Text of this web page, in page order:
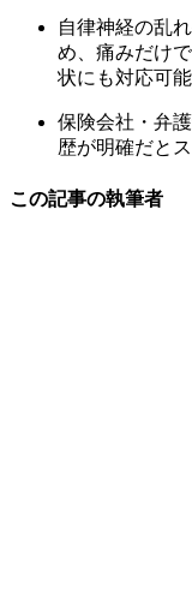
自律神経の乱
め、痛みだけ
状にも対応可能
保険会社・弁
歴が明確だと
この記事の執筆者